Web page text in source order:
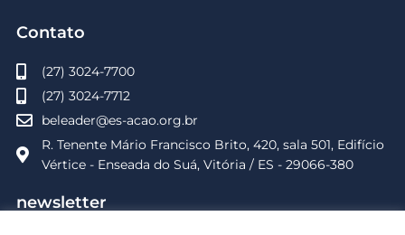
Contato
(27) 3024-7700
(27) 3024-7712
beleader@es-acao.org.br
R. Tenente Mário Francisco Brito, 420, sala 501, Edifício
Vértice - Enseada do Suá, Vitória / ES - 29066-380
newsletter